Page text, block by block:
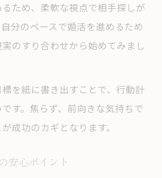
ティー活用術
ーで印象を残すコツ
ー 神奈川 30代の最新情報
安心の婚活パーティー体験
ー活用で出会いを広げる方法
30代の特徴と魅力を解説
ため、柔軟な視点で相手探しが
分のペースで婚活を進めるため
のすり合わせから始めてみまし
を紙に書き出すことで、行動計
す。焦らず、前向きな気持ちで
成功のカギとなります。
安心ポイント